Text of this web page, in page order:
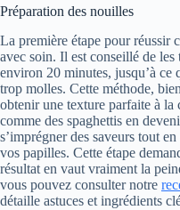
Préparation des nouilles
La première étape pour réussir
avec soin. Il est conseillé de les
environ 20 minutes, jusqu’à ce
trop molles. Cette méthode,
obtenir une texture parfaite à
comme des spaghettis en
s’imprégner des saveurs tout
vos papilles. Cette étape
résultat en vaut vraiment la
vous pouvez consulter notre
détaille astuces et ingrédients